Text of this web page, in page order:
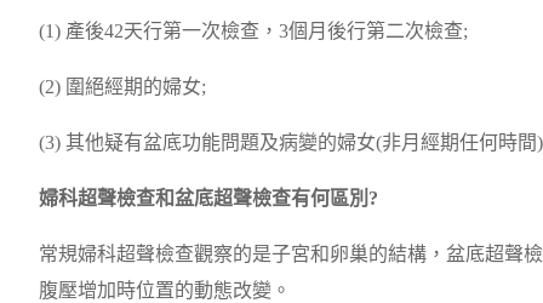
(1) 產後42天行第一次檢查，3個月後行第二次檢查;
(2) 圍絕經期的婦女;
(3) 其他疑有盆底功能問題及病變的婦女(非月經期任何時間
婦科超聲檢查和盆底超聲檢查有何區別?
常規婦科超聲檢查觀察的是子宮和卵巢的結構，盆底超聲
腹壓增加時位置的動態改變。